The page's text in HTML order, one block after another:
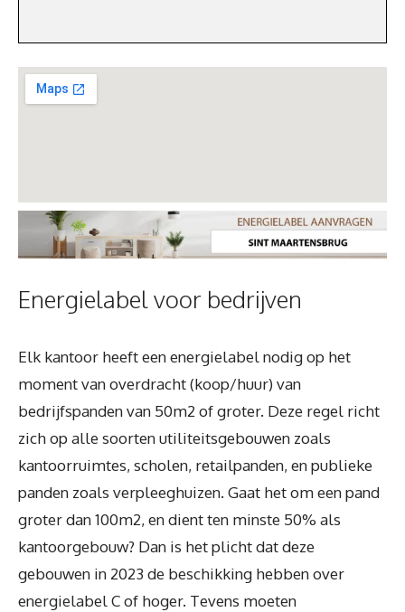
Energielabel voor bedrijven
Elk kantoor heeft een energielabel nodig op het
moment van overdracht (koop/huur) van
bedrijfspanden van 50m2 of groter. Deze regel richt
zich op alle soorten utiliteitsgebouwen zoals
kantoorruimtes, scholen, retailpanden, en publieke
panden zoals verpleeghuizen. Gaat het om een pand
groter dan 100m2, en dient ten minste 50% als
kantoorgebouw? Dan is het plicht dat deze
gebouwen in 2023 de beschikking hebben over
energielabel C of hoger. Tevens moeten